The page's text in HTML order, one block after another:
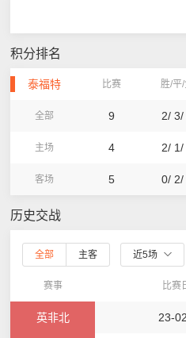
积分排名
泰福特 比赛 胜/平/
全部 9 2/ 3/
主场 4 2/ 1/
客场 5 0/ 2/
历史交战
全部 主客 近5场
赛事 比赛
英非北 23-